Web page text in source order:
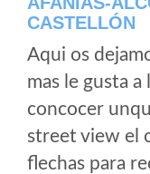
CASTELLÓN
Aqui os
mas le gusta a
concocer
street view el
flechas para